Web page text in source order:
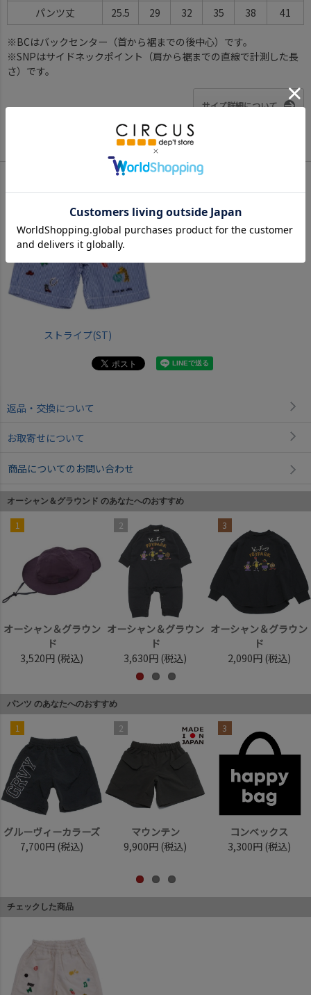
パンツ丈 25.5 29 32 35 38 41
※BCはバックセンター（首から裾までの後中心）です。
※SNPはサイドネックポイント（肩から裾までの直線で計測した長
さ）です。
サイズ詳細について
ストライプ(ST)
返品・交換について
お取寄せについて
商品についてのお問い合わせ
オーシャン＆グラウンド のあなたへのおすすめ
1
オーシャン＆グラウン
ド
3,520円 (税込)
2
オーシャン＆グラウン
ド
3,630円 (税込)
3
オーシャン＆グラウン
ド
2,090円 (税込)
パンツ のあなたへのおすすめ
1
グルーヴィーカラーズ
7,700円 (税込)
2
マウンテン
9,900円 (税込)
3
コンベックス
3,300円 (税込)
チェックした商品